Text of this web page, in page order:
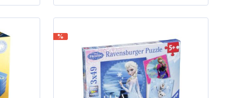
Teilen oder für 4 Puzzles mit je 1000
Kleinkindern fernhalten.
%